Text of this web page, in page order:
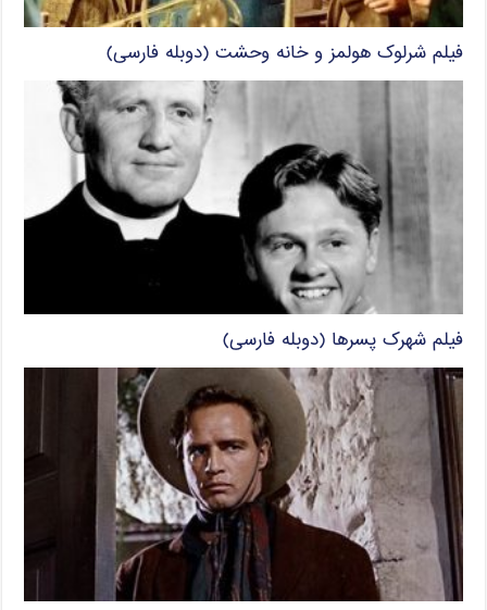
فیلم شرلوک هولمز و خانه وحشت (دوبله فارسی)
فیلم شهرک پسرها (دوبله فارسی)